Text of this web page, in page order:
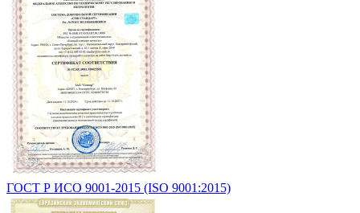
ГОСТ Р ИСО 9001-2015 (ISO 9001:2015)